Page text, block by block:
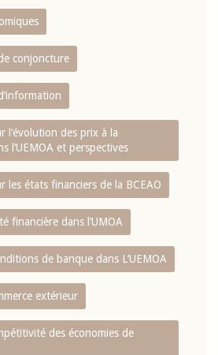
conjoncture
l‘évolution des prix à la
l‘UEMOA et perspectives
les états financiers de la BCEAO
financière dans l‘UMOA
de banque dans L‘UEMOA
extérieur
des économies de